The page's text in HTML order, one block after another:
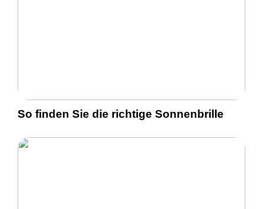
So finden Sie die richtige Sonnenbrille